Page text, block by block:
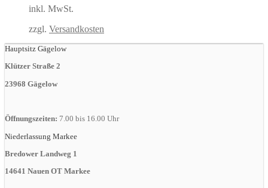
inkl. MwSt.
zzgl. Versandkosten
Hauptsitz Gägelow
Klützer Straße 2
23968 Gägelow
Öffnungszeiten: 7.00 bis 16.00 Uhr
Niederlassung Markee
Bredower Landweg 1
14641 Nauen OT Markee